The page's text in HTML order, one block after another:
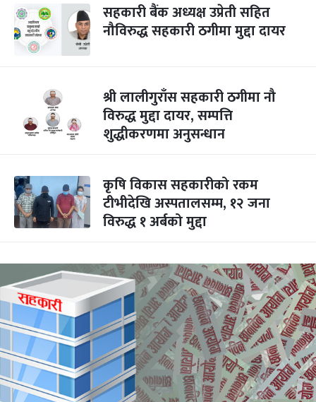
सहकारी बैंक अध्यक्ष उप्रेती सहित
नौविरुद्ध सहकारी ठगीमा मुद्दा दायर
श्री लालीगुराँस सहकारी ठगीमा नौ
विरुद्ध मुद्दा दायर, सम्पत्ति
शुद्धीकरणमा अनुसन्धान
कृषि विकास सहकारीको रकम
टीभीदेखि अस्पतालसम्म, १२ जना
विरुद्ध १ अर्बको मुद्दा